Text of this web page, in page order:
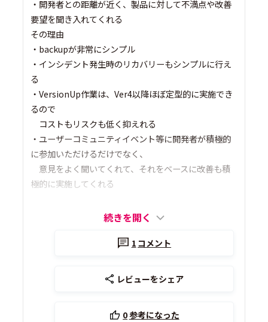
・開発者との距離が近く、製品に対して不満点や改善
要望を聞き入れてくれる
その理由
・backupが非常にシンプル
・インシデント発生時のリカバリーもシンプルに行え
る
・VersionUp作業は、Ver4以降ほぼ定型的に実施でき
るので
コストもリスクも低く抑えれる
・ユーザーコミュニティイベント等に開発者が積極的
に参加いただけるだけでなく、
意見をよく聞いてくれて、それをベースに改善も積
極的に実施してくれる
続きを開く
1 コメント
レビューをシェア
0参考になった